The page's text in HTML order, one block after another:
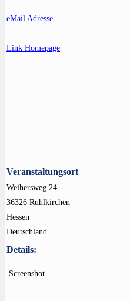
eMail Adresse
Link Homepage
Veranstaltungsort
Weihersweg 24
36326 Ruhlkirchen
Hessen
Deutschland
Details:
Screenshot